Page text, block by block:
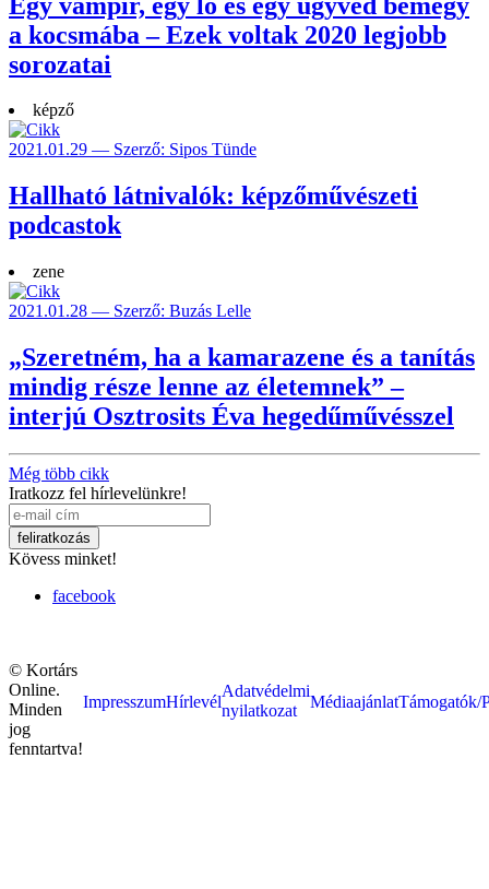
a kocsmába – Ezek voltak 2020 legjobb
sorozatai
képző
2021.01.29 — Szerző: Sipos Tünde
Hallható látnivalók: képzőművészeti
podcastok
zene
2021.01.28 — Szerző: Buzás Lelle
„Szeretném, ha a kamarazene és a tanítás
mindig része lenne az életemnek” –
interjú Osztrosits Éva hegedűművésszel
Még több cikk
Iratkozz fel hírlevelünkre!
Kövess minket!
facebook
© Kortárs
Online.
Minden
jog
fenntartva!
ImpresszumHírlevél
Adatvédelmi
nyilatkozat
MédiaajánlatTámogatók/